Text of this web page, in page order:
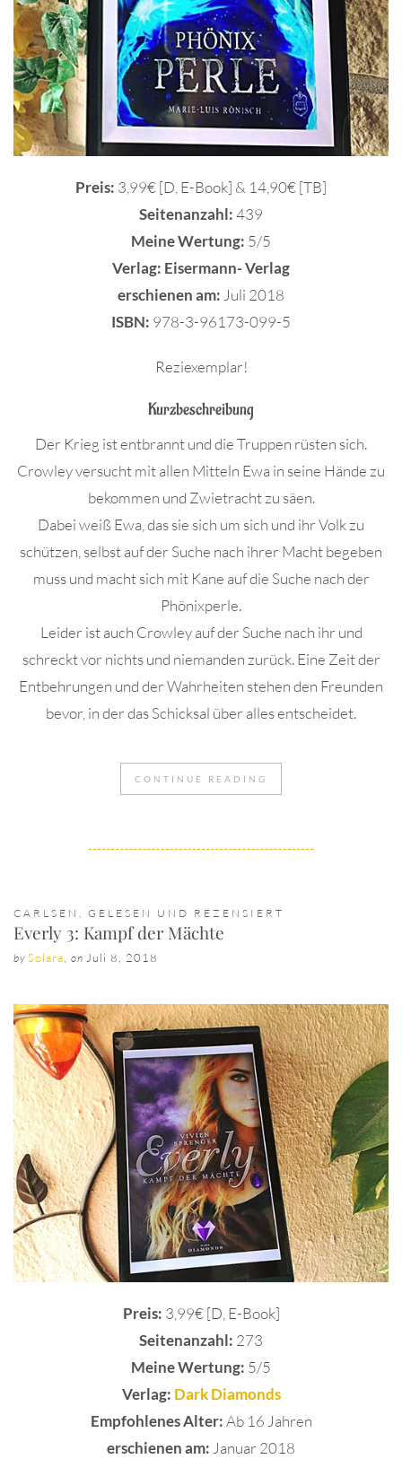
Preis: 3,99€ [D, E-Book] & 14,90€ [TB]
Seitenanzahl:439
Meine Wertung: 5/5
Verlag: Eisermann- Verlag
erschienen am:Juli 2018
ISBN: 978-3-96173-099-5
Reziexemplar!
Kurzbeschreibung
Der Krieg ist entbrannt und die Truppen rüsten sich.
Crowley versucht mit allen Mitteln Ewa in seine Hände zu
bekommen und Zwietracht zu säen.
Dabei weiß Ewa, das sie sich um sich und ihr Volk zu
schützen, selbst auf der Suche nach ihrer Macht begeben
muss und macht sich mit Kane auf die Suche nach der
Phönixperle.
Leider ist auch Crowley auf der Suche nach ihr und
schreckt vor nichts und niemanden zurück. Eine Zeit der
Entbehrungen und der Wahrheiten stehen den Freunden
bevor, in der das Schicksal über alles entscheidet.
CONTINUE READING
CARLSEN , GELESEN UND REZENSIERT
Everly 3: Kampf der Mächte
by Solara, on Juli 8, 2018
Preis: 3,99€ [D, E-Book]
Seitenanzahl: 273
Meine Wertung: 5/5
Verlag: Dark Diamonds
Empfohlenes Alter:Ab 16 Jahren
erschienen am:Januar 2018